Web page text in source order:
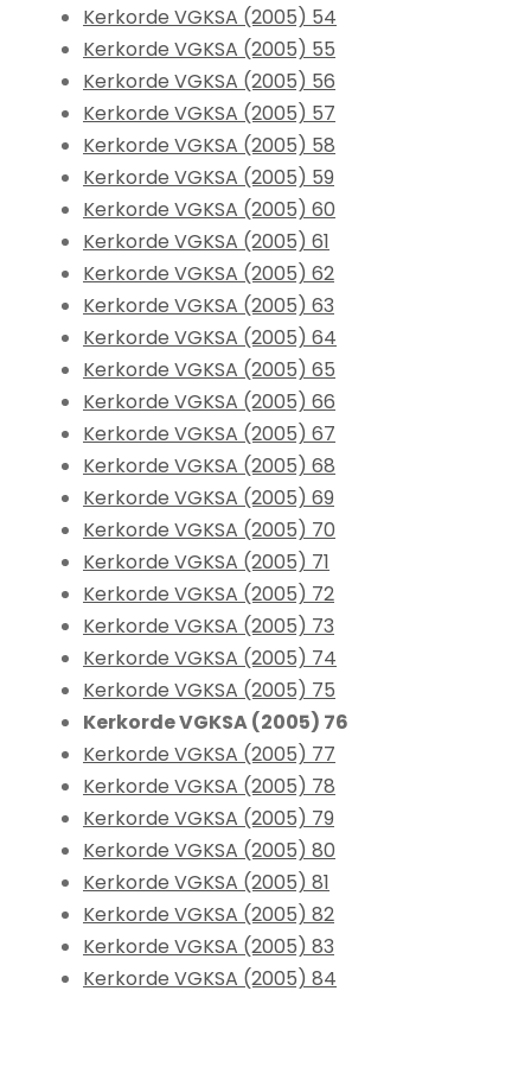
Kerkorde VGKSA (2005) 54
Kerkorde VGKSA (2005) 55
Kerkorde VGKSA (2005) 56
Kerkorde VGKSA (2005) 57
Kerkorde VGKSA (2005) 58
Kerkorde VGKSA (2005) 59
Kerkorde VGKSA (2005) 60
Kerkorde VGKSA (2005) 61
Kerkorde VGKSA (2005) 62
Kerkorde VGKSA (2005) 63
Kerkorde VGKSA (2005) 64
Kerkorde VGKSA (2005) 65
Kerkorde VGKSA (2005) 66
Kerkorde VGKSA (2005) 67
Kerkorde VGKSA (2005) 68
Kerkorde VGKSA (2005) 69
Kerkorde VGKSA (2005) 70
Kerkorde VGKSA (2005) 71
Kerkorde VGKSA (2005) 72
Kerkorde VGKSA (2005) 73
Kerkorde VGKSA (2005) 74
Kerkorde VGKSA (2005) 75
Kerkorde VGKSA (2005) 76
Kerkorde VGKSA (2005) 77
Kerkorde VGKSA (2005) 78
Kerkorde VGKSA (2005) 79
Kerkorde VGKSA (2005) 80
Kerkorde VGKSA (2005) 81
Kerkorde VGKSA (2005) 82
Kerkorde VGKSA (2005) 83
Kerkorde VGKSA (2005) 84